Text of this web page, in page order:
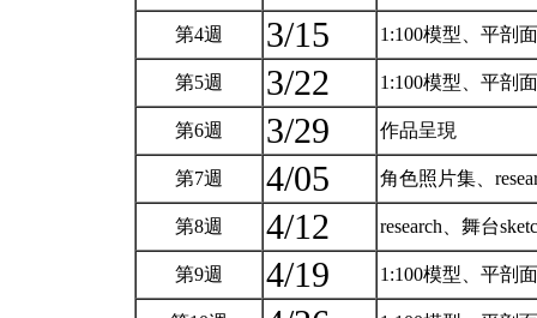
第4週 3/15 1:100模型、平剖
第5週 3/22 1:100模型、平剖
第6週 3/29 作品呈現
第7週 4/05 角色照片集、
第8週 4/12 research、舞台
第9週 4/19 1:100模型、平剖